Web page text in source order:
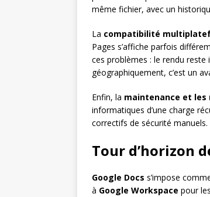
même fichier, avec un
La compatibilité
Pages s’affiche parfois
ces problèmes : le rendu reste
géographiquement, c’est un
Enfin, la maintenance et les
informatiques d’une charge
correctifs de sécurité manuels.
Tour d’horizon
Google Docs s’impose
à Google Workspace pour